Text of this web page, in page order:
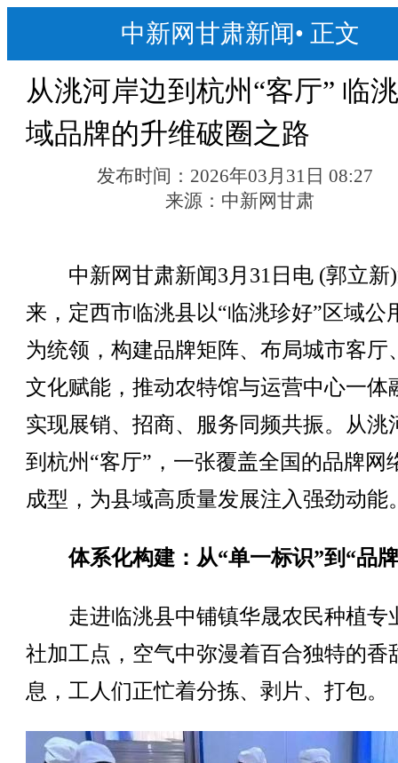
中新网甘肃新闻• 正文
从洮河岸边到杭州“客厅” 临
域品牌的升维破圈之路
发布时间： 2026年03月31日 08:27
来源： 中新网甘肃
中新网甘肃新闻3月31日电 (郭立新
来，定西市临洮县以“临洮珍好”区域公
为统领，构建品牌矩阵、布局城市客厅
文化赋能，推动农特馆与运营中心一体
实现展销、招商、服务同频共振。从洮
到杭州“客厅”，一张覆盖全国的品牌网
成型，为县域高质量发展注入强劲动能
体系化构建：从“单一标识”到“品
走进临洮县中铺镇华晟农民种植专
社加工点，空气中弥漫着百合独特的香
息，工人们正忙着分拣、剥片、打包。